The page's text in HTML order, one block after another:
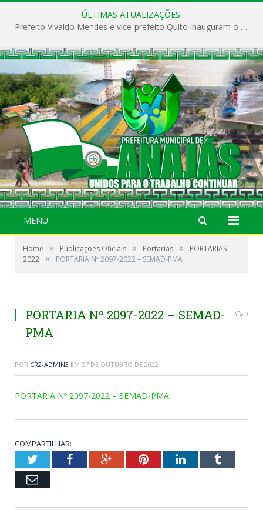
ÚLTIMAS ATUALIZAÇÕES:
Prefeito Vivaldo Mendes e vice-prefeito Quito inauguram o CAPS e fortalecem a saúde pública em Anajás.
MENU
Home » Publicações Oficiais » Portarias »
PORTARIAS
2022 » PORTARIA Nº 2097-2022 – SEMAD-PMA
PORTARIA Nº 2097-2022 – SEMAD-
PMA
0
POR CR2-ADMIN3 EM 27 DE OUTUBRO DE 2022
PORTARIA Nº 2097-2022 – SEMAD-PMA
COMPARTILHAR:
TwitterFacebookGoogle+PinterestLinkedInTumblr
Email